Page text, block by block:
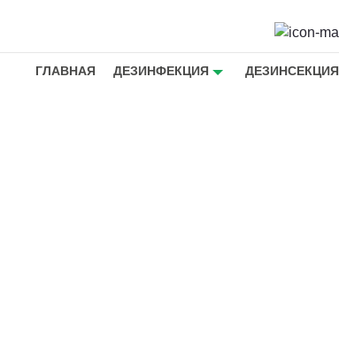
ГЛАВНАЯ ДЕЗИНФЕКЦИЯ ДЕЗИНСЕКЦИЯ